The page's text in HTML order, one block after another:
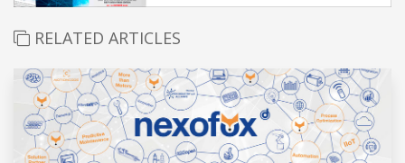
RELATED ARTICLES